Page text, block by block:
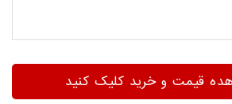
قیمت و خرید کلیک کنید